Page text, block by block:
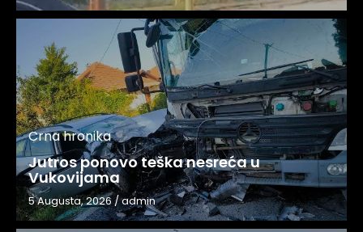
Crna hronika
Jutros ponovo teška nesreća u
Vukovijama
5 Augusta, 2026/admin